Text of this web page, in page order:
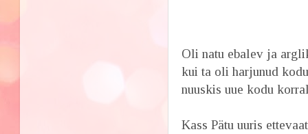
Oli natu ebalev ja
kui ta oli harjunud
nuuskis uue kodu
Kass Pätu uuris